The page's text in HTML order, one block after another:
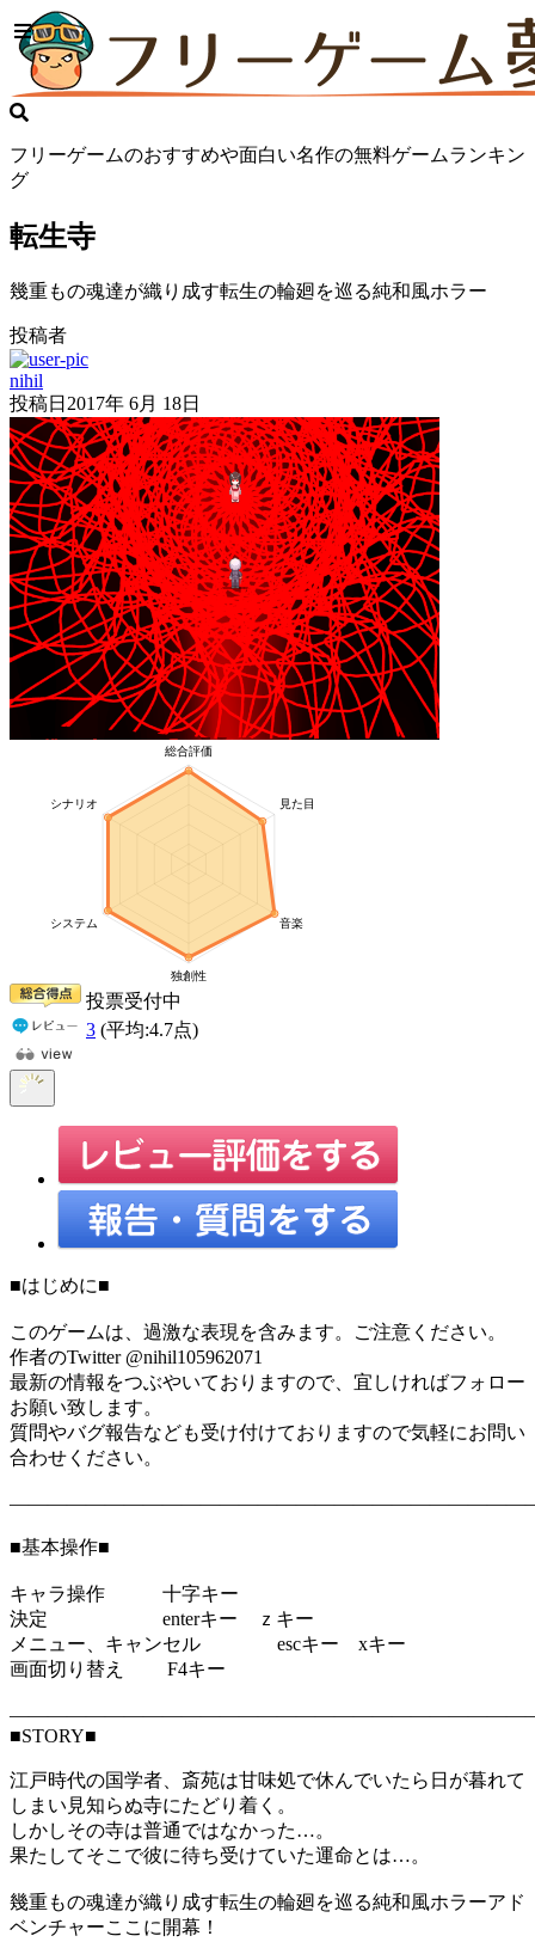
フリーゲームのおすすめや面白い名作の無料ゲームランキン
グ
転生寺
幾重もの魂達が織り成す転生の輪廻を巡る純和風ホラー
投稿者
nihil
投稿日 2017年 6月 18日
投票受付中
3 (平均:4.7点)
■はじめに■
このゲームは、過激な表現を含みます。ご注意ください。
作者のTwitter @nihil105962071
最新の情報をつぶやいておりますので、宜しければフォロー
お願い致します。
質問やバグ報告なども受け付けておりますので気軽にお問い
合わせください。
■基本操作■
キャラ操作 十字キー
決定 enterキー ｚキー
メニュー、キャンセル escキー xキー
画面切り替え F4キー
■STORY■
江戸時代の国学者、斎苑は甘味処で休んでいたら日が暮れて
しまい見知らぬ寺にたどり着く。
しかしその寺は普通ではなかった…。
果たしてそこで彼に待ち受けていた運命とは…。
幾重もの魂達が織り成す転生の輪廻を巡る純和風ホラーアド
ベンチャーここに開幕！